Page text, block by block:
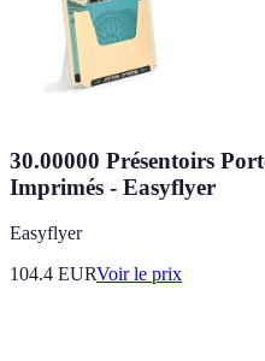
30.00000 Présentoirs
Imprimés - Easyflyer
Easyflyer
104.4 EURVoir le prix